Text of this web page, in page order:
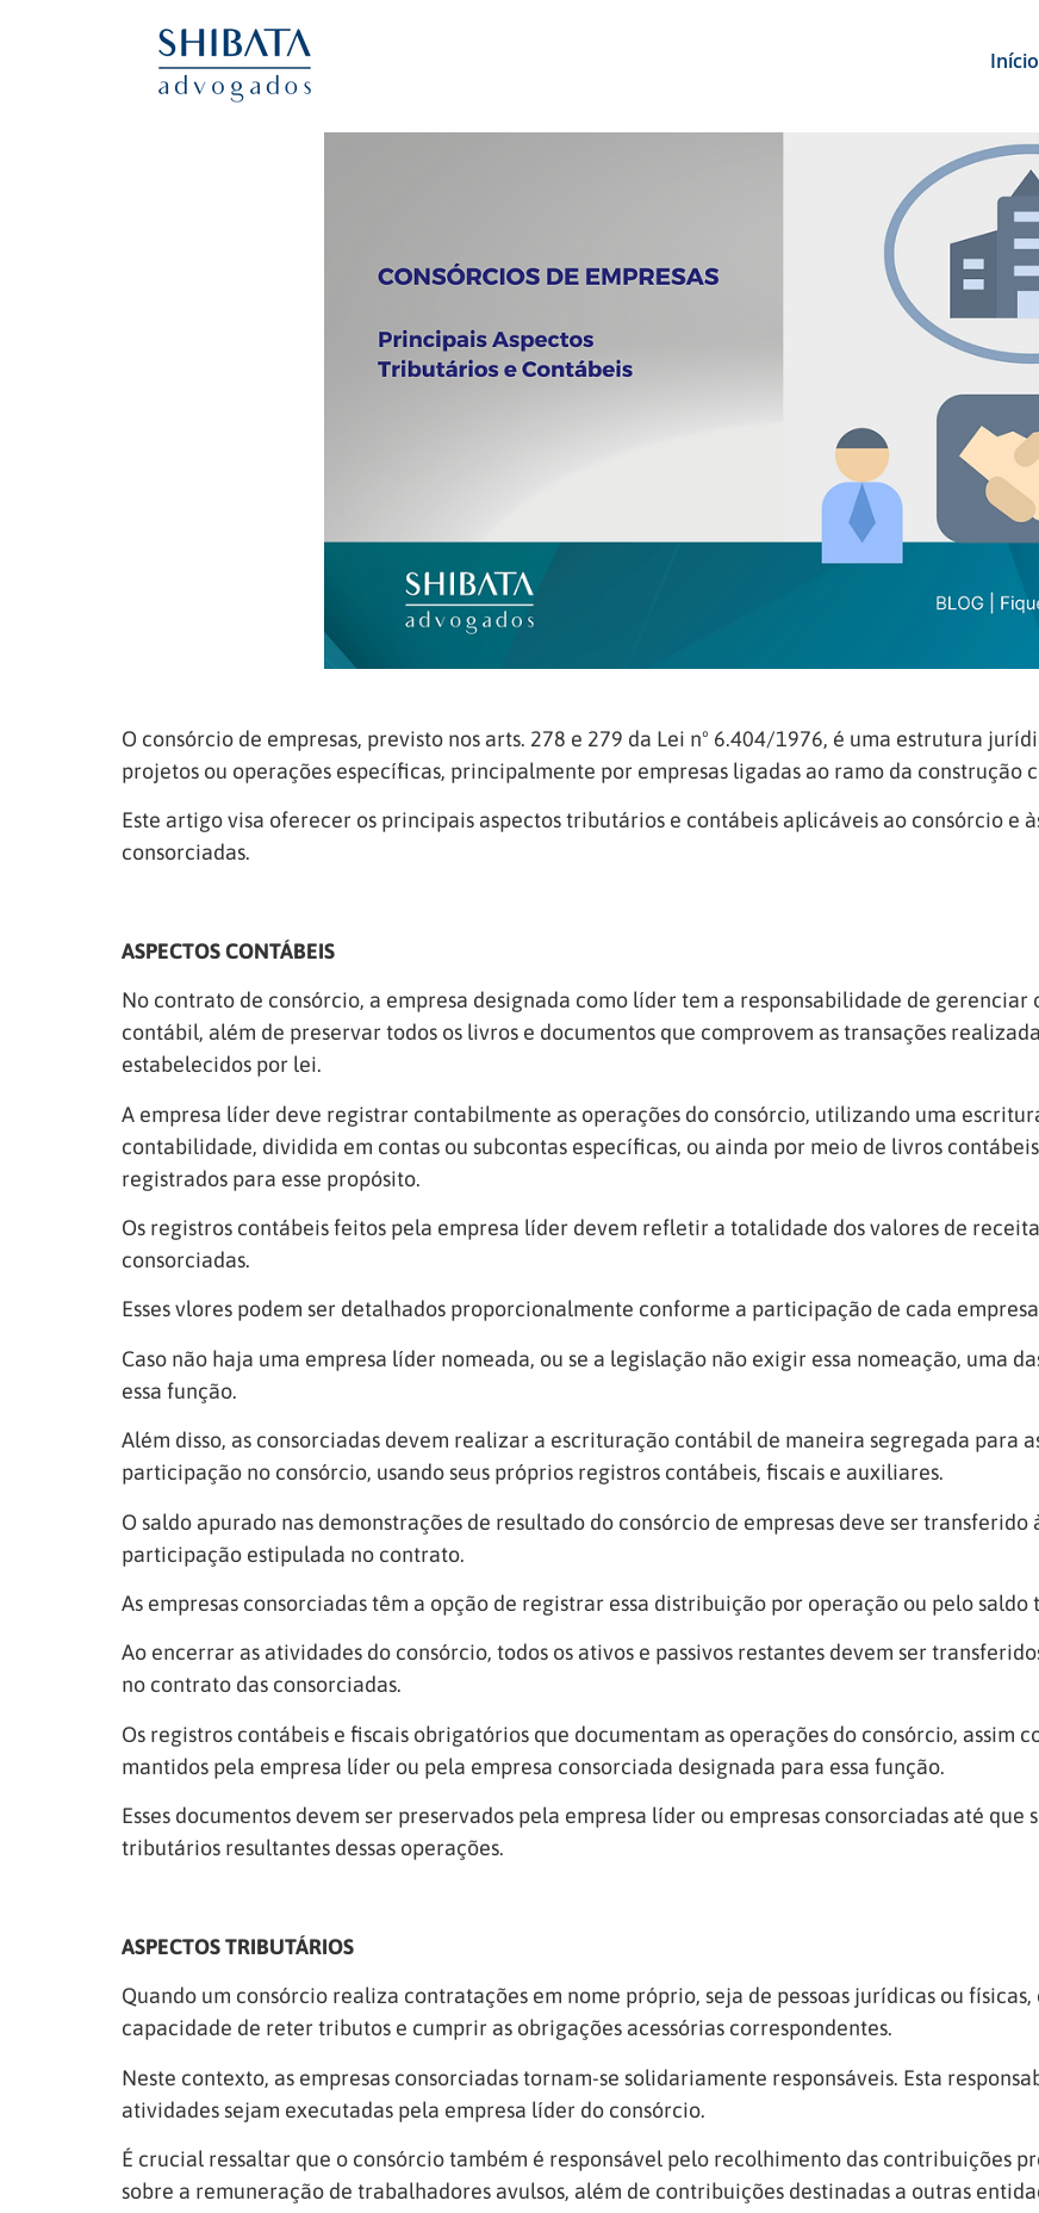
Início
O consórcio de empresas, previsto nos arts. 278 e 279 da Lei nº 6.404/1976, é uma estrutura
projetos ou operações específicas, principalmente por empresas ligadas ao ramo da construção
Este artigo visa oferecer os principais aspectos tributários e contábeis aplicáveis ao consórcio e
consorciadas.
ASPECTOS CONTÁBEIS
No contrato de consórcio, a empresa designada como líder tem a responsabilidade de
contábil, além de preservar todos os livros e documentos que comprovem as transações
estabelecidos por lei.
A empresa líder deve registrar contabilmente as operações do consórcio, utilizando uma
contabilidade, dividida em contas ou subcontas específicas, ou ainda por meio de livros
registrados para esse propósito.
Os registros contábeis feitos pela empresa líder devem refletir a totalidade dos valores de
consorciadas.
Esses vlores podem ser detalhados proporcionalmente conforme a participação de cada
Caso não haja uma empresa líder nomeada, ou se a legislação não exigir essa nomeação, uma
essa função.
Além disso, as consorciadas devem realizar a escrituração contábil de maneira segregada para
participação no consórcio, usando seus próprios registros contábeis, fiscais e auxiliares.
O saldo apurado nas demonstrações de resultado do consórcio de empresas deve ser transferido
participação estipulada no contrato.
As empresas consorciadas têm a opção de registrar essa distribuição por operação ou pelo saldo
Ao encerrar as atividades do consórcio, todos os ativos e passivos restantes devem ser
no contrato das consorciadas.
Os registros contábeis e fiscais obrigatórios que documentam as operações do consórcio, assim
mantidos pela empresa líder ou pela empresa consorciada designada para essa função.
Esses documentos devem ser preservados pela empresa líder ou empresas consorciadas até
tributários resultantes dessas operações.
ASPECTOS TRIBUTÁRIOS
Quando um consórcio realiza contratações em nome próprio, seja de pessoas jurídicas ou
capacidade de reter tributos e cumprir as obrigações acessórias correspondentes.
Neste contexto, as empresas consorciadas tornam-se solidariamente responsáveis. Esta
atividades sejam executadas pela empresa líder do consórcio.
É crucial ressaltar que o consórcio também é responsável pelo recolhimento das contribuições
sobre a remuneração de trabalhadores avulsos, além de contribuições destinadas a outras